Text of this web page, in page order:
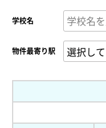
学校名
物件最寄り駅